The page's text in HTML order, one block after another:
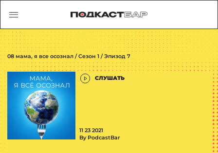
08 мама, я все осознал / Сезон 1 / Эпизод 7
СЛУШАТЬ
11 23 2021
By PodcastBar